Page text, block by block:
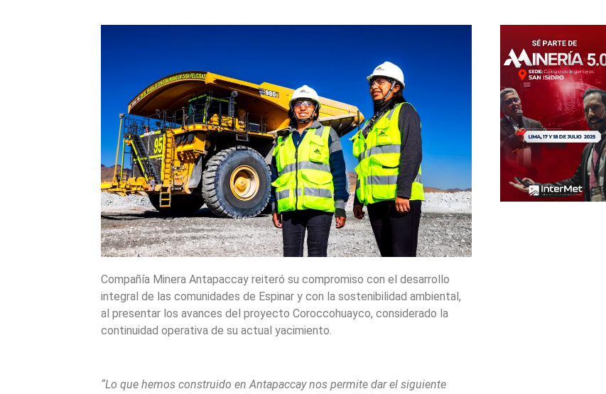
Compañía Minera Antapaccay reiteró su compromiso con el desarrollo
integral de las comunidades de Espinar y con la sostenibilidad ambiental,
al presentar los avances del proyecto Coroccohuayco, considerado la
continuidad operativa de su actual yacimiento.
“Lo que hemos construido en Antapaccay nos permite dar el siguiente